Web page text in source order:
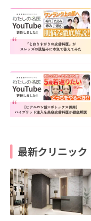
最新クリニック